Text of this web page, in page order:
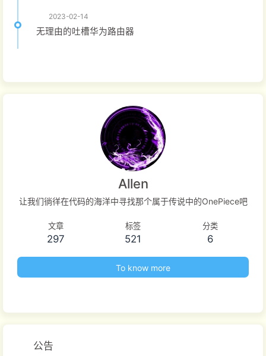
2023-02-14
无理由的吐槽华为路由器
Allen
让我们徜徉在代码的海洋中寻找那个属于传说中的OnePiece吧
文章
297
标签
521
分类
6
To know more
公告